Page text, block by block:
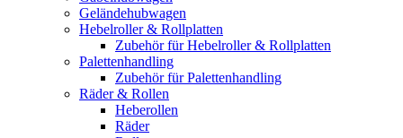
Geländehubwagen
Hebelroller & Rollplatten
Zubehör für Hebelroller & Rollplatten
Palettenhandling
Zubehör für Palettenhandling
Räder & Rollen
Heberollen
Räder